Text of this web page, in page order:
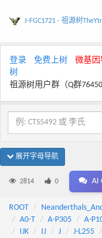
J-FGC1721 - 祖源树
登录 免费上树 微基因
树
祖源树用户群（Q群
展开字母导航
2814 0 AI
ROOT
A0-T
A-P305 A-
IJK
IJ J J-L255